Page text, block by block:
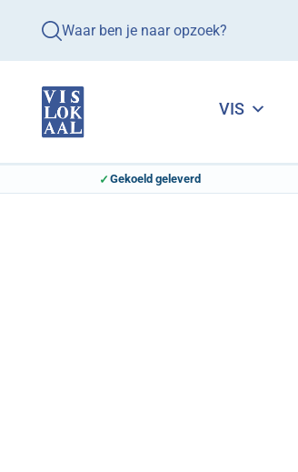
Waar ben je naar opzoek?
VIS
Gekoeld geleverd